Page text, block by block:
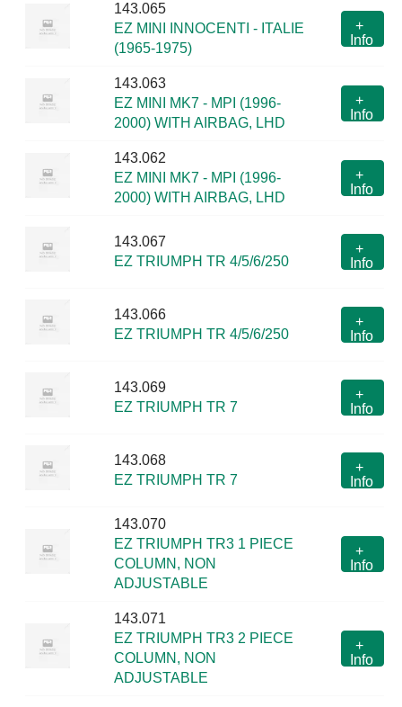
143.065
EZ MINI INNOCENTI - ITALIE
(1965-1975)
+
Info
143.063
EZ MINI MK7 - MPI (1996-
2000) WITH AIRBAG, LHD
+
Info
143.062
EZ MINI MK7 - MPI (1996-
2000) WITH AIRBAG, LHD
+
Info
143.067
EZ TRIUMPH TR 4/5/6/250
+
Info
143.066
EZ TRIUMPH TR 4/5/6/250
+
Info
143.069
EZ TRIUMPH TR 7
+
Info
143.068
EZ TRIUMPH TR 7
+
Info
143.070
EZ TRIUMPH TR3 1 PIECE
COLUMN, NON
ADJUSTABLE
+
Info
143.071
EZ TRIUMPH TR3 2 PIECE
COLUMN, NON
ADJUSTABLE
+
Info